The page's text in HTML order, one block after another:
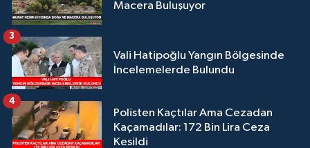
Macera Buluşuyor
Vali Hatipoğlu Yangın Bölgesinde
İncelemelerde Bulundu
3
Polisten Kaçtılar Ama Cezadan
Kaçamadılar: 172 Bin Lira Ceza
Kesildi
4